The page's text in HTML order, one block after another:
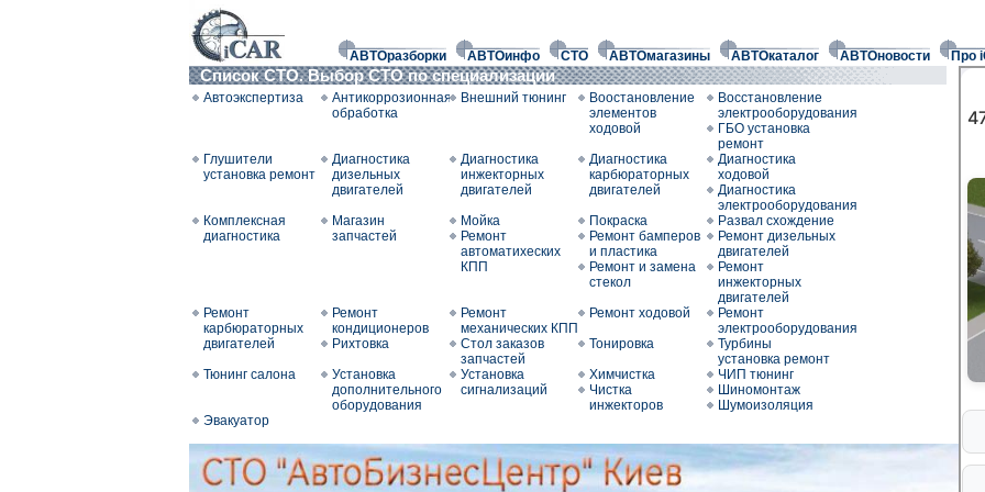
АВТОразборки АВТОинфо СТО АВТОмагазины АВТОкаталог АВТОновости Про
Список СТО. Выбор СТО по специализации
Автоэкспертиза
Антикоррозионная
обработка
Внешний тюнинг
Воостановление
элементов
ходовой
Восстановление
электрооборудования
ГБО установка
ремонт
Глушители
установка ремонт
Диагностика
дизельных
двигателей
Диагностика
инжекторных
двигателей
Диагностика
карбюраторных
двигателей
Диагностика
ходовой
Диагностика
электрооборудования
Комплексная
диагностика
Магазин
запчастей
Мойка Покраска
Развал схождение
Ремонт
автоматихеских
КПП
Ремонт бамперов
и пластика
Ремонт дизельных
двигателей
Ремонт и замена
стекол
Ремонт
инжекторных
двигателей
Ремонт
карбюраторных
двигателей
Ремонт
кондиционеров
Ремонт
механических КПП
Ремонт ходовой
Ремонт
электрооборудования
Рихтовка
Стол заказов
запчастей
Тонировка
Турбины
установка ремонт
Тюнинг салона
Установка
дополнительного
оборудования
Установка
сигнализаций
Химчистка
ЧИП тюнинг
Чистка
инжекторов
Шиномонтаж
Шумоизоляция
Эвакуатор